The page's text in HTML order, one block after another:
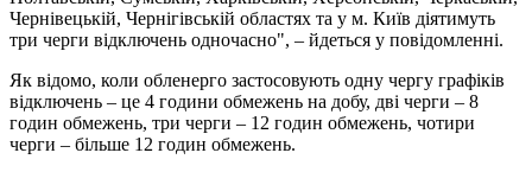
Чернівецькій, Чернігівській областях та у м. Київ діятимуть
три черги відключень одночасно", – йдеться у повідомленні.
Як відомо, коли обленерго застосовують одну чергу графіків
відключень – це 4 години обмежень на добу, дві черги – 8
годин обмежень, три черги – 12 годин обмежень, чотири
черги – більше 12 годин обмежень.